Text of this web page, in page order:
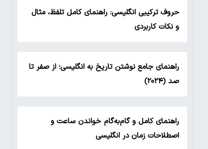
حروف ترکیبی انگلیسی: راهنمای کامل تلفظ، مثال
و نکات کاربردی
راهنمای جامع نوشتن تاریخ به انگلیسی؛ از صفر تا
صد (۲۰۲۴)
راهنمای کامل و گام‌به‌گام خواندن ساعت و
اصطلاحات زمان در انگلیسی